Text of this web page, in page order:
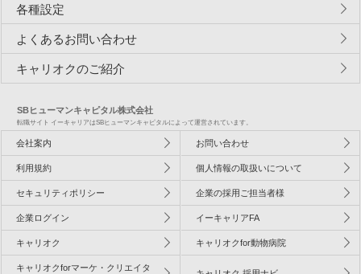
各種設定
よくあるお問い合わせ
キャリオクのご紹介
SBヒューマンキャピタル株式会社
転職サイト イーキャリアはSBヒューマンキャピタルによって運営されています。
会社案内 お問い合わせ
利用規約 個人情報の取扱いについて
セキュリティポリシー 企業の採用ご担当者様
企業ログイン イーキャリアFA
キャリオク キャリオクfor動物病院
キャリオクforマーケ・クリエイタ